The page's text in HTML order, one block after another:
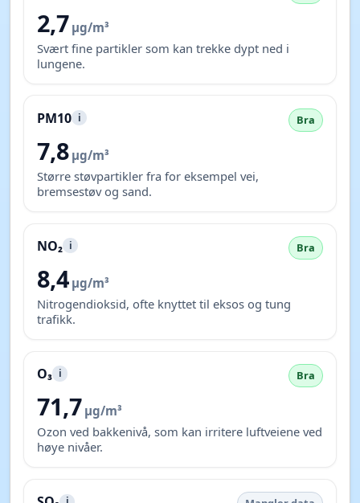
2,7 µg/m³
Svært fine partikler som kan trekke dypt ned i
lungene.
PM10 i Bra
7,8 µg/m³
Større støvpartikler fra for eksempel vei,
bremsestøv og sand.
NO₂ i Bra
8,4 µg/m³
Nitrogendioksid, ofte knyttet til eksos og tung
trafikk.
O₃ i Bra
71,7 µg/m³
Ozon ved bakkenivå, som kan irritere luftveiene ved
høye nivåer.